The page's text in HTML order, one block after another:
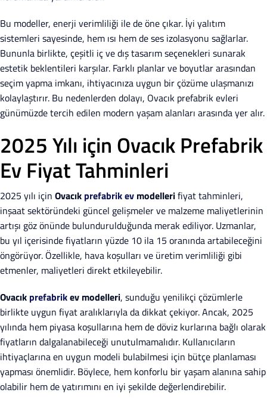
Bu modeller, enerji verimliliği ile de öne çıkar. İyi yalıtım
sistemleri sayesinde, hem ısı hem de ses izolasyonu sağlarlar.
Bununla birlikte, çeşitli iç ve dış tasarım seçenekleri sunarak
estetik beklentileri karşılar. Farklı planlar ve boyutlar arasından
seçim yapma imkanı, ihtiyacınıza uygun bir çözüme ulaşmanızı
kolaylaştırır. Bu nedenlerden dolayı, Ovacık prefabrik evleri
günümüzde tercih edilen modern yaşam alanları arasında yer alır.
2025 Yılı için Ovacık Prefabrik
Ev Fiyat Tahminleri
2025 yılı için Ovacık prefabrik ev modellerifiyat tahminleri,
inşaat sektöründeki güncel gelişmeler ve malzeme maliyetlerinin
artışı göz önünde bulundurulduğunda merak ediliyor. Uzmanlar,
bu yıl içerisinde fiyatların yüzde 10 ila 15 oranında artabileceğini
öngörüyor. Özellikle, hava koşulları ve üretim verimliliği gibi
etmenler, maliyetleri direkt etkileyebilir.
Ovacık prefabrikev modelleri, sunduğu yenilikçi çözümlerle
birlikte uygun fiyat aralıklarıyla da dikkat çekiyor. Ancak, 2025
yılında hem piyasa koşullarına hem de döviz kurlarına bağlı olarak
fiyatların dalgalanabileceği unutulmamalıdır. Kullanıcıların
ihtiyaçlarına en uygun modeli bulabilmesi için bütçe planlaması
yapması önemlidir. Böylece, hem konforlu bir yaşam alanına sahip
olabilir hem de yatırımını en iyi şekilde değerlendirebilir.